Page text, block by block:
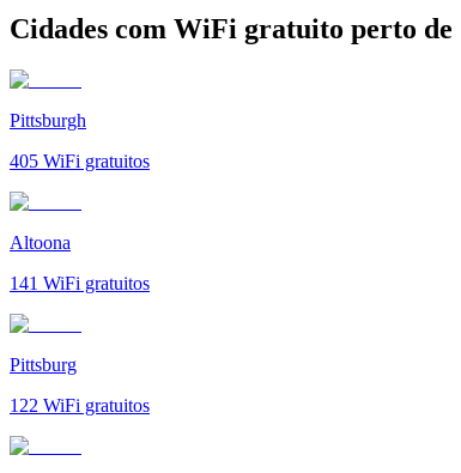
Cidades com WiFi gratuito perto de
Pittsburgh
405 WiFi gratuitos
Altoona
141 WiFi gratuitos
Pittsburg
122 WiFi gratuitos